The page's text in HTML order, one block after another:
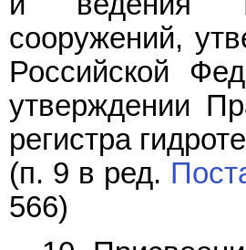
сооружений,
Российской
утверждении
регистра
(п. 9 в ред.
566)